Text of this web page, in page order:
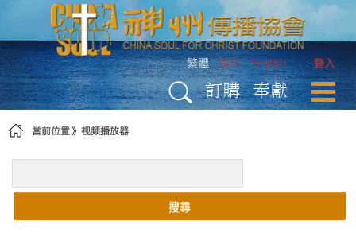
略過到內容
登入
繁體 简体 English
訂購 奉獻
當前位置 视频播放器
搜尋